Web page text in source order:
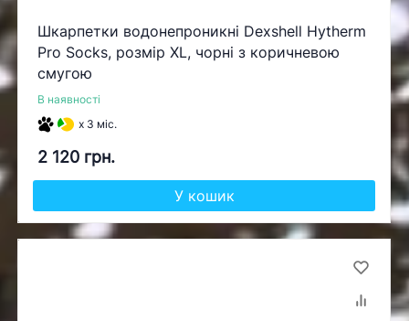
Шкарпетки водонепроникні Dexshell Hytherm
Pro Socks, розмір XL, чорні з коричневою
смугою
В наявності
x 3 міс.
2 120 грн.
У кошик